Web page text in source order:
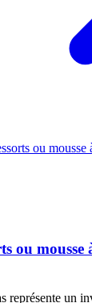
ou mousse
représente un